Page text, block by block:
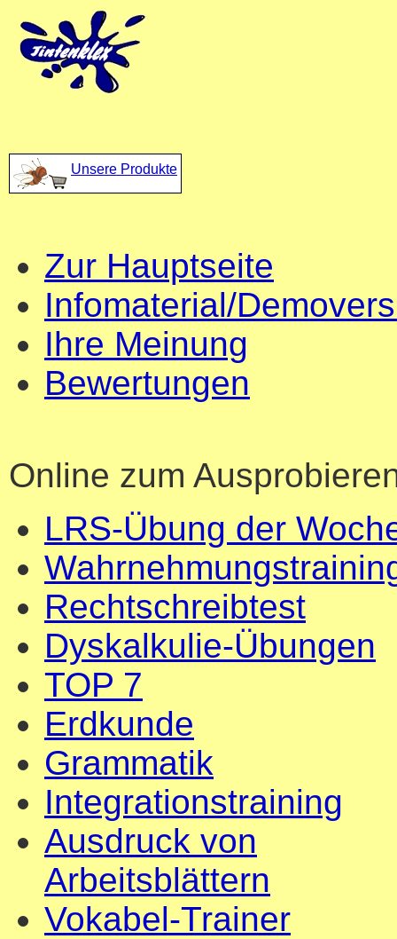
Unsere Produkte
Zur Hauptseite
Infomaterial/
Ihre Meinung
Bewertungen
Online zum
LRS-Übung der
Rechtschreibtest
Dyskalkulie-Übungen
TOP 7
Erdkunde
Grammatik
Integrationstraining
Ausdruck von
Arbeitsblättern
Vokabel-Trainer